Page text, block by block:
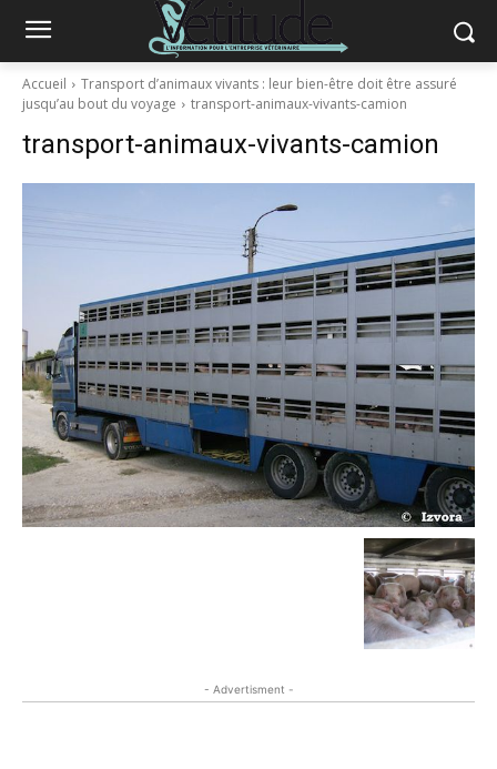
Accueil
Transport d’animaux vivants : leur bien-être doit être assuré
jusqu’au bout du voyage
transport-animaux-vivants-camion
transport-animaux-vivants-camion
- Advertisment -